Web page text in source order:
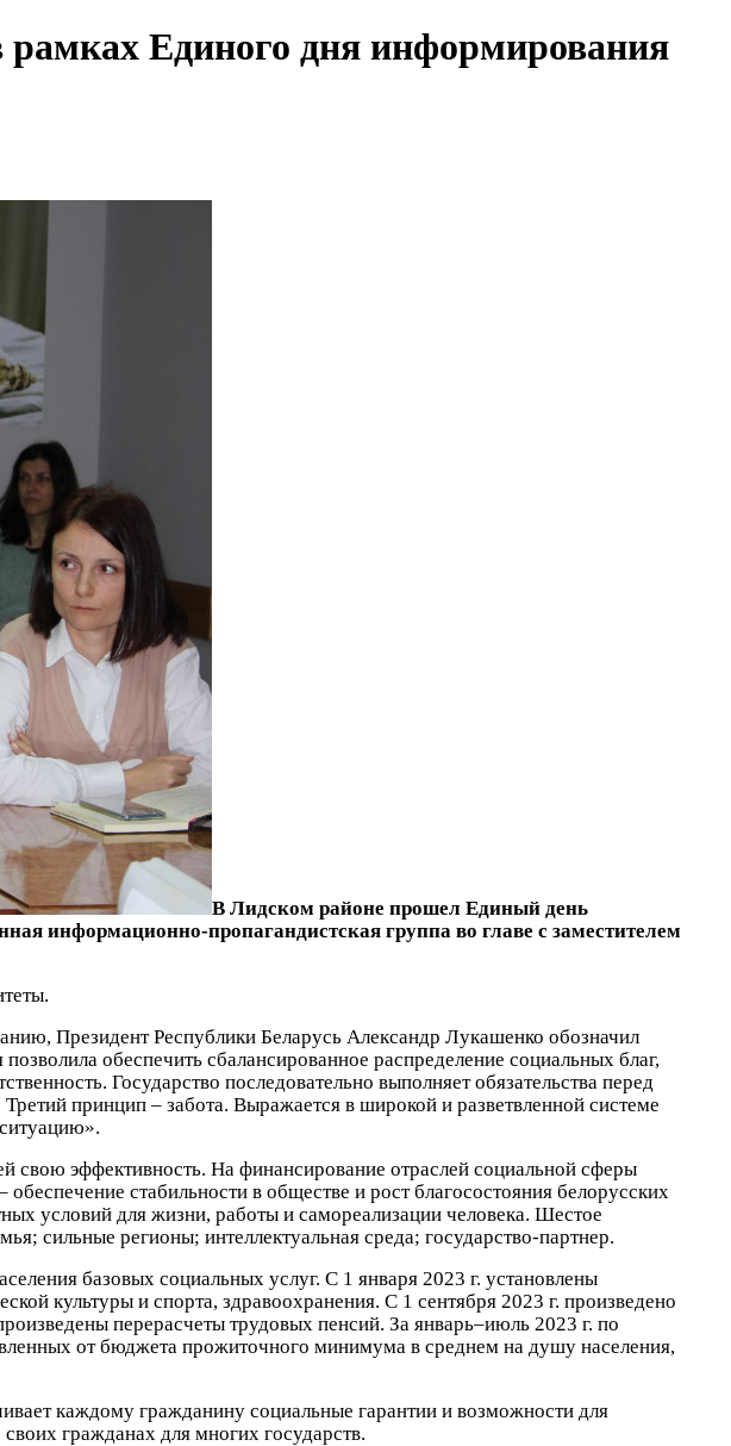
Единого дня информирования
В Лидском районе прошел Единый день
информационно-пропагандистская группа во главе с заместителем
Президент Республики Беларусь Александр Лукашенко обозначил
обеспечить сбалансированное распределение социальных благ,
Государство последовательно выполняет обязательства перед
принцип – забота. Выражается в широкой и разветвленной системе
свою эффективность. На финансирование отраслей социальной сферы
стабильности в обществе и рост благосостояния белорусских
условий для жизни, работы и самореализации человека. Шестое
сильные регионы; интеллектуальная среда; государство-партнер.
базовых социальных услуг. С 1 января 2023 г. установлены
культуры и спорта, здравоохранения. С 1 сентября 2023 г. произведено
перерасчеты трудовых пенсий. За январь–июль 2023 г. по
от бюджета прожиточного минимума в среднем на душу населения,
каждому гражданину социальные гарантии и возможности для
гражданах для многих государств.